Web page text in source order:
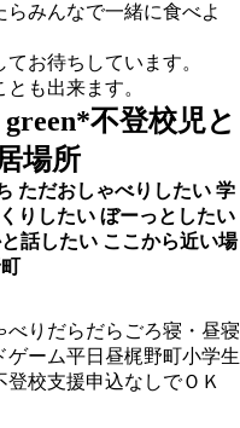
みんなで一緒に食べよ
お待ちしています。
も出来ます。
不登校児と
場所
ただおしゃべりしたい 学
りしたい ぼーっとしたい
話したい ここから近い場
べり だらだら ごろ寝・昼寝
ゲーム平日昼梶野町小学生
登校支援申込なしでＯＫ